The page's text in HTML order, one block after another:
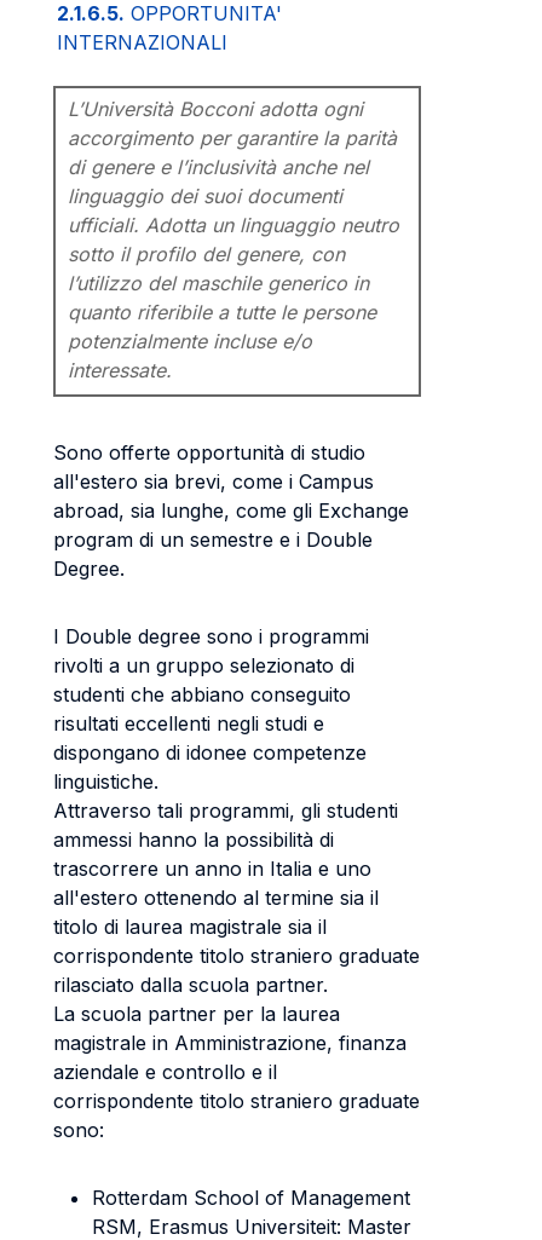
2.1.6.5. OPPORTUNITA'
INTERNAZIONALI
L’Università Bocconi adotta ogni
accorgimento per garantire la parità
di genere e l’inclusività anche nel
linguaggio dei suoi documenti
ufficiali. Adotta un linguaggio neutro
sotto il profilo del genere, con
l’utilizzo del maschile generico in
quanto riferibile a tutte le persone
potenzialmente incluse e/o
interessate.
Sono offerte opportunità di studio
all'estero sia brevi, come i Campus
abroad, sia lunghe, come gli Exchange
program di un semestre e i Double
Degree.
I Double degree sono i programmi
rivolti a un gruppo selezionato di
studenti che abbiano conseguito
risultati eccellenti negli studi e
dispongano di idonee competenze
linguistiche.
Attraverso tali programmi, gli studenti
ammessi hanno la possibilità di
trascorrere un anno in Italia e uno
all'estero ottenendo al termine sia il
titolo di laurea magistrale sia il
corrispondente titolo straniero graduate
rilasciato dalla scuola partner.
La scuola partner per la laurea
magistrale in Amministrazione, finanza
aziendale e controllo e il
corrispondente titolo straniero graduate
sono:
Rotterdam School of Management
RSM, Erasmus Universiteit: Master